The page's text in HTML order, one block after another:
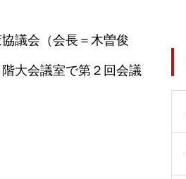
議会（会長＝木曽俊
大会議室で第２回会議